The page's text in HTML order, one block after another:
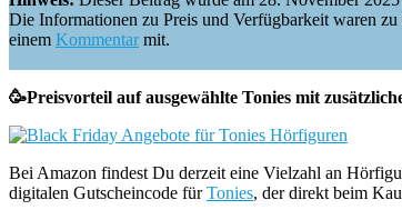
Die Informationen zu Preis und Verfügbarkeit waren
einem Kommentarmit.
🥳Preisvorteil auf ausgewählte Tonies mit
Bei Amazon findest Du derzeit eine Vielzahl an
digitalen Gutscheincode fürTonies, der direkt beim